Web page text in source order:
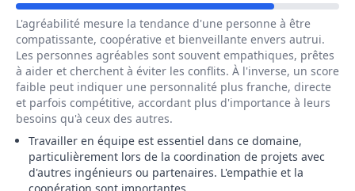
L'agréabilité mesure la tendance d'une personne à être
compatissante, coopérative et bienveillante envers autrui.
Les personnes agréables sont souvent empathiques, prêtes
à aider et cherchent à éviter les conflits. À l'inverse, un score
faible peut indiquer une personnalité plus franche, directe
et parfois compétitive, accordant plus d'importance à leurs
besoins qu'à ceux des autres.
Travailler en équipe est essentiel dans ce domaine,
particulièrement lors de la coordination de projets avec
d'autres ingénieurs ou partenaires. L'empathie et la